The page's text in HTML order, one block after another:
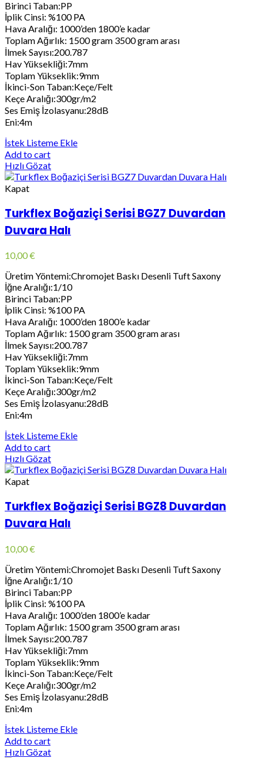
Birinci Taban:PP
İplik Cinsi: %100 PA
Hava Aralığı: 1000’den 1800’e kadar
Toplam Ağırlık: 1500 gram 3500 gram arası
İlmek Sayısı:200.787
Hav Yüksekliği:7mm
Toplam Yükseklik:9mm
İkinci-Son Taban:Keçe/Felt
Keçe Aralığı:300gr/m2
Ses Emiş İzolasyanu:28dB
Eni:4m
İstek Listeme Ekle
Add to cart
Hızlı Gözat
Kapat
Turkflex Boğaziçi Serisi BGZ7 Duvardan
Duvara Halı
10,00€
Üretim Yöntemi:Chromojet Baskı Desenli Tuft Saxony
İğne Aralığı:1/10
Birinci Taban:PP
İplik Cinsi: %100 PA
Hava Aralığı: 1000’den 1800’e kadar
Toplam Ağırlık: 1500 gram 3500 gram arası
İlmek Sayısı:200.787
Hav Yüksekliği:7mm
Toplam Yükseklik:9mm
İkinci-Son Taban:Keçe/Felt
Keçe Aralığı:300gr/m2
Ses Emiş İzolasyanu:28dB
Eni:4m
İstek Listeme Ekle
Add to cart
Hızlı Gözat
Kapat
Turkflex Boğaziçi Serisi BGZ8 Duvardan
Duvara Halı
10,00€
Üretim Yöntemi:Chromojet Baskı Desenli Tuft Saxony
İğne Aralığı:1/10
Birinci Taban:PP
İplik Cinsi: %100 PA
Hava Aralığı: 1000’den 1800’e kadar
Toplam Ağırlık: 1500 gram 3500 gram arası
İlmek Sayısı:200.787
Hav Yüksekliği:7mm
Toplam Yükseklik:9mm
İkinci-Son Taban:Keçe/Felt
Keçe Aralığı:300gr/m2
Ses Emiş İzolasyanu:28dB
Eni:4m
İstek Listeme Ekle
Add to cart
Hızlı Gözat